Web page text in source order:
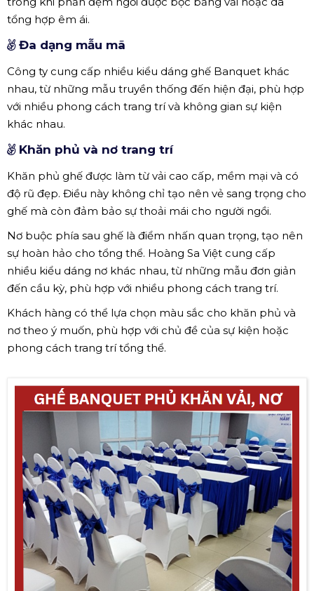
tổng hợp êm ái.
Đa dạng mẫu mã
Công ty cung cấp nhiều kiểu dáng ghế Banquet khác
nhau, từ những mẫu truyền thống đến hiện đại, phù hợp
với nhiều phong cách trang trí và không gian sự kiện
khác nhau.
Khăn phủ và nơ trang trí
Khăn phủ ghế được làm từ vải cao cấp, mềm mại và có
độ rũ đẹp. Điều này không chỉ tạo nên vẻ sang trọng cho
ghế mà còn đảm bảo sự thoải mái cho người ngồi.
Nơ buộc phía sau ghế là điểm nhấn quan trọng, tạo nên
sự hoàn hảo cho tổng thể. Hoàng Sa Việt cung cấp
nhiều kiểu dáng nơ khác nhau, từ những mẫu đơn giản
đến cầu kỳ, phù hợp với nhiều phong cách trang trí.
Khách hàng có thể lựa chọn màu sắc cho khăn phủ và
nơ theo ý muốn, phù hợp với chủ đề của sự kiện hoặc
phong cách trang trí tổng thể.